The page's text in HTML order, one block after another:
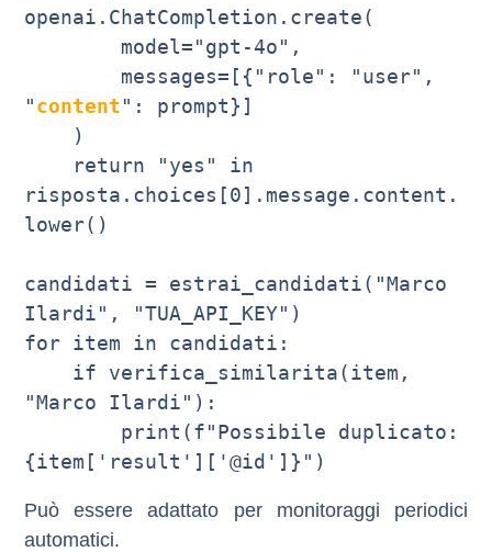
openai.ChatCompletion.create(
"content": prompt}]
risposta.choices[0].message.content.
lower()
candidati = estrai_candidati("Marco
Ilardi", "TUA_API_KEY")
for item in candidati:
"Marco Ilardi"):
Può essere adattato per monitoraggi periodici
automatici.